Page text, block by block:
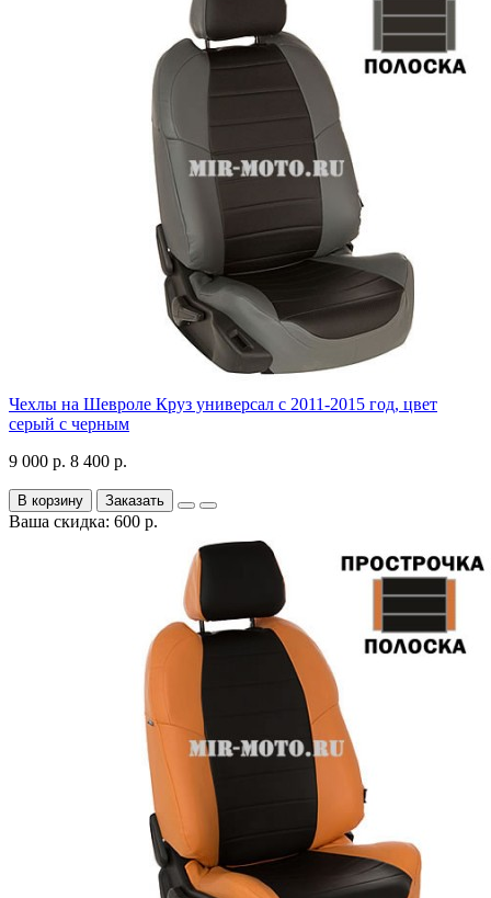
Чехлы на Шевроле Круз универсал с 2011-2015 год, цвет
серый с черным
9 000 р. 8 400 р.
В корзину Заказать
Ваша скидка: 600 р.